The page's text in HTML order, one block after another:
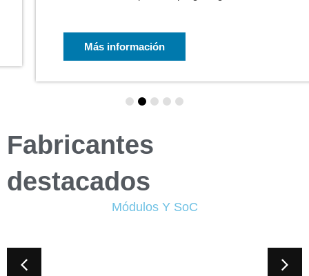
Más información
Fabricantes
destacados
Módulos Y SoC